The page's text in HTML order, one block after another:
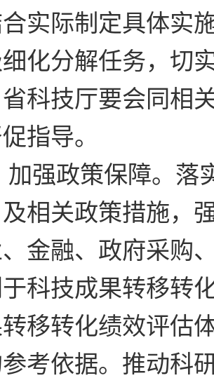
实际制定具体实
化分解任务，切
科技厅要会同相
指导。
加强政策保障。 落
相关政策措施，
金融、政府采购
科技成果转移转
移转化绩效评估
考依据。推动科